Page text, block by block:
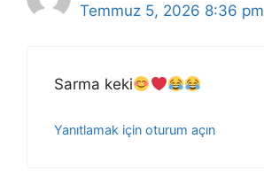
Temmuz 5, 2026 8:36 pm
Sarma keki
Yanıtlamak için oturum açın